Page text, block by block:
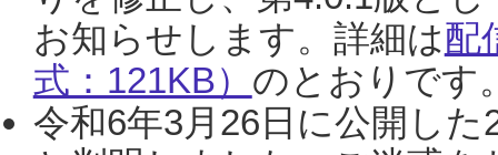
お知らせします。詳細は配
式：121KB） のとおりです
令和6年3月26日に公開し